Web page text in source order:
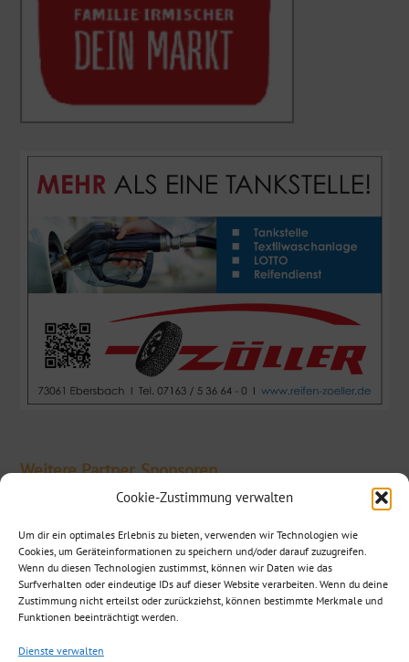
Cookie-Zustimmung verwalten
Um dir ein optimales Erlebnis zu bieten, verwenden wir Technologien wie
Cookies, um Geräteinformationen zu speichern und/oder darauf zuzugreifen.
Wenn du diesen Technologien zustimmst, können wir Daten wie das
Surfverhalten oder eindeutige IDs auf dieser Website verarbeiten. Wenn du deine
Zustimmung nicht erteilst oder zurückziehst, können bestimmte Merkmale und
Funktionen beeinträchtigt werden.
Dienste verwalten
Weitere Partner, Sponsoren